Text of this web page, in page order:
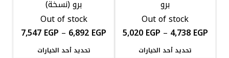
برو
Out of stock
4,738EGP
–
5,020EGP
تحديد أحد الخيارات
برو (نسخة)
Out of stock
6,892EGP
–
7,547EGP
تحديد أحد الخيارات